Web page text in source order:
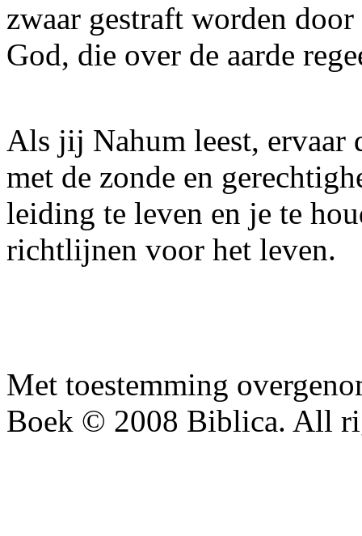
zwaar gestraft worden
God, die over de aarde
Als jij Nahum leest, ervaar
met de zonde en
leiding te leven en je te
richtlijnen voor het leven.
Met toestemming
Boek © 2008 Biblica. All